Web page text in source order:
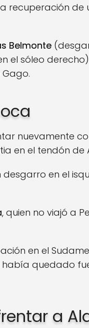
recuperación de
Belmonte
el sóleo
nuevamente
en el tendón de
en el
, quien no viajó a
en el
había quedado
a